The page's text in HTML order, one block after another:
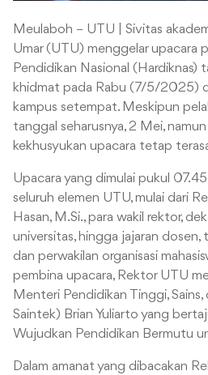
Meulaboh – UTU | Sivitas
Umar (UTU) menggelar upacara
Pendidikan Nasional (Hardiknas)
khidmat pada Rabu (7/5/2025)
kampus setempat. Meskipun
tanggal seharusnya, 2 Mei,
kekhusyukan upacara tetap
Upacara yang dimulai pukul
seluruh elemen UTU, mulai dari
Hasan, M.Si., para wakil rektor,
universitas, hingga jajaran dosen,
dan perwakilan organisasi
pembina upacara, Rektor UTU
Menteri Pendidikan Tinggi,
Saintek) Brian Yuliarto yang
Wujudkan Pendidikan Bermutu
Dalam amanat yang dibacakan